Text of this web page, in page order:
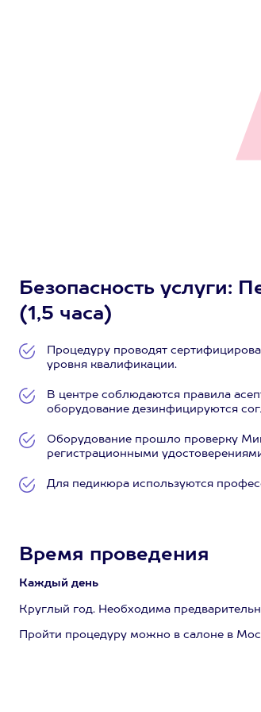
Безопасность услуги:
(1,5 часа)
Процедуру проводят
уровня квалификации.
В центре соблюдаются правила
оборудование дезинфицируются
Оборудование прошло проверку
регистрационными
Для педикюра используются
Время проведения
Каждый день
Круглый год. Необходима
Пройти процедуру можно в салоне в